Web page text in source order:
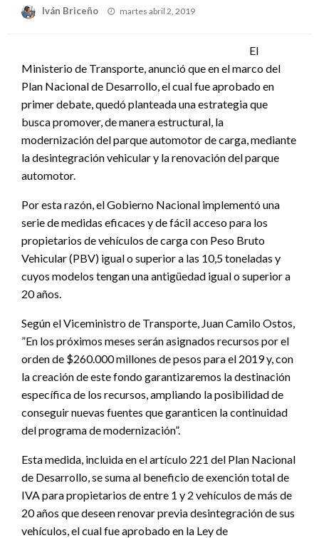
Iván Briceño
Publicado
martes abril 2, 2019
El
Ministerio de Transporte, anunció que en el marco del
Plan Nacional de Desarrollo, el cual fue aprobado en
primer debate, quedó planteada una estrategia que
busca promover, de manera estructural, la
modernización del parque automotor de carga, mediante
la desintegración vehicular y la renovación del parque
automotor.
Por esta razón, el Gobierno Nacional implementó una
serie de medidas eficaces y de fácil acceso para los
propietarios de vehículos de carga con Peso Bruto
Vehicular (PBV) igual o superior a las 10,5 toneladas y
cuyos modelos tengan una antigüedad igual o superior a
20 años.
Según el Viceministro de Transporte, Juan Camilo Ostos,
”En los próximos meses serán asignados recursos por el
orden de $260.000 millones de pesos para el 2019 y, con
la creación de este fondo garantizaremos la destinación
específica de los recursos, ampliando la posibilidad de
conseguir nuevas fuentes que garanticen la continuidad
del programa de modernización”.
Esta medida, incluida en el artículo 221 del Plan Nacional
de Desarrollo, se suma al beneficio de exención total de
IVA para propietarios de entre 1 y 2 vehículos de más de
20 años que deseen renovar previa desintegración de sus
vehículos, el cual fue aprobado en la Ley de